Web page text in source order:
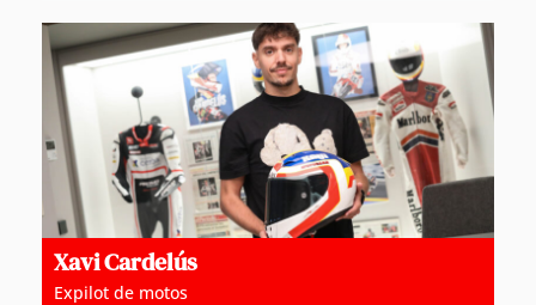
Xavi Cardelús
Expilot de motos